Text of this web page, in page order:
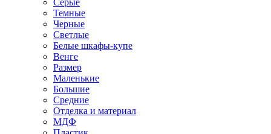
Серые
Темные
Черные
Светлые
Белые шкафы-купе
Венге
Размер
Маленькие
Большие
Средние
Отделка и материал
МДФ